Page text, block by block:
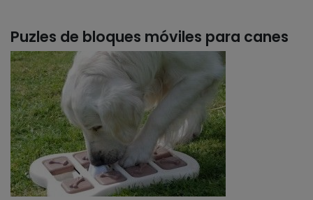
Puzles de bloques móviles para canes